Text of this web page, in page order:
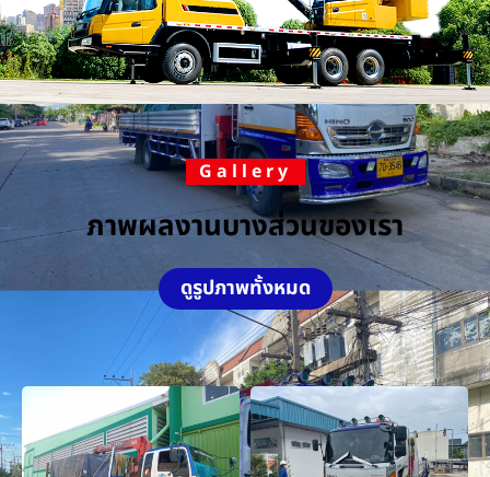
Gallery
ภาพผลงานบางส่วนของเรา
ดูรูปภาพทั้งหมด